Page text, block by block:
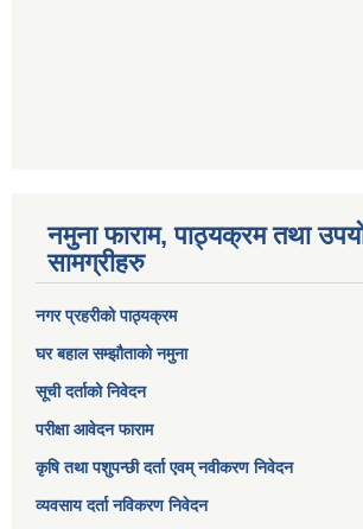
नमुना फाराम, पाठ्यक्रम तथा
सामग्रीहरु
नगर प्रहरीको पाठ्यक्रम
घर बहाल सम्झौताको नमुना
सूची दर्ताको निवेदन
परीक्षा आवेदन फाराम
कृषि तथा पशुपन्छी दर्ता एवम् नवीकरण निवेदन
व्यवसाय दर्ता नविकरण निवेदन